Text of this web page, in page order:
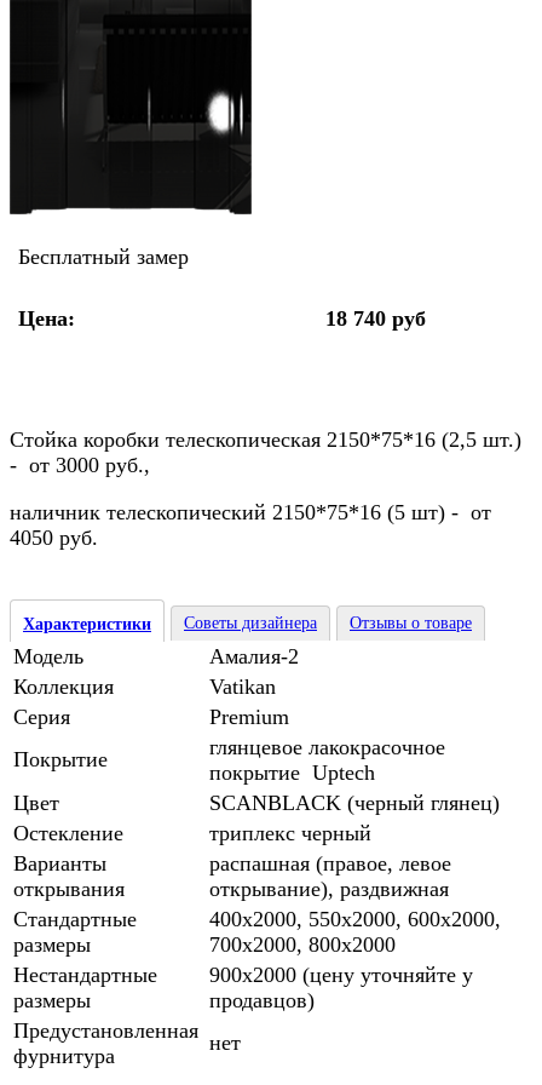
Бесплатный замер
Цена: 18 740 руб
Стойка коробки телескопическая 2150*75*16 (2,5 шт.)
- от 3000 руб.,
наличник телескопический 2150*75*16 (5 шт) - от
4050 руб.
Характеристики Советы дизайнера Отзывы о товаре
Модель
Амалия-2
Коллекция
Vatikan
Серия
Premium
Покрытие
глянцевое лакокрасочное
покрытие Uptech
Цвет
SCANBLACK (черный глянец)
Остекление
триплекс черный
Варианты
открывания
распашная (правое, левое
открывание), раздвижная
Стандартные
размеры
400х2000, 550х2000, 600х2000,
700х2000, 800х2000
Нестандартные
размеры
900х2000 (цену уточняйте у
продавцов)
Предустановленная
фурнитура
нет